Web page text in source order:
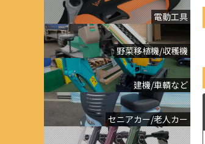
電動工具
野菜移植機/収穫機
建機/車輌など
セニアカー/老人カー